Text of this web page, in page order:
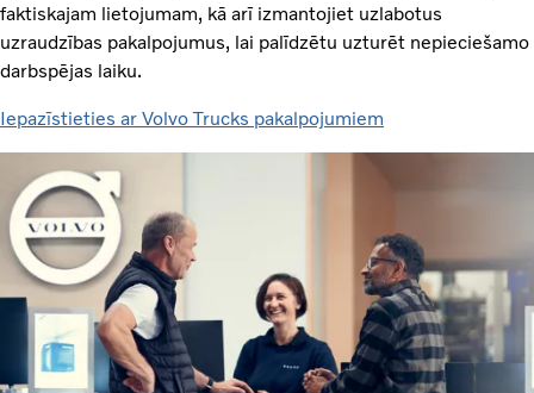
faktiskajam lietojumam, kā arī izmantojiet uzlabotus
uzraudzības pakalpojumus, lai palīdzētu uzturēt nepieciešamo
darbspējas laiku.
Iepazīstieties ar Volvo Trucks pakalpojumiem